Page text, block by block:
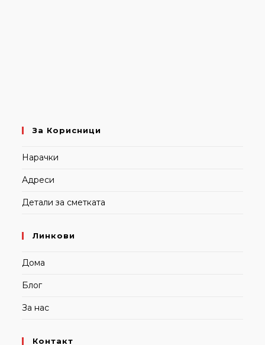
За Корисници
Нарачки
Адреси
Детали за сметката
Линкови
Дома
Блог
За нас
Контакт